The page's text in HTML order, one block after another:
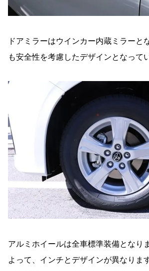
ドアミラーはウインカー内蔵ミラーと
も安全性を考慮したデザインとなって
アルミホイールは全車標準装備となり
よって、インチとデザインが異なりま